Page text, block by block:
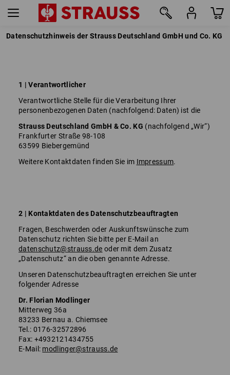
Datenschutzhinweis der Strauss Deutschland GmbH und Co. KG
1 | Verantwortlicher
Verantwortliche Stelle für die Verarbeitung Ihrer
personenbezogenen Daten (nachfolgend: Daten) ist die
Strauss Deutschland GmbH & Co. KG (nachfolgend „Wir“)
Frankfurter Straße 98-108
63599 Biebergemünd
Weitere Kontaktdaten finden Sie im Impressum.
2 | Kontaktdaten des Datenschutzbeauftragten
Fragen, Beschwerden oder Auskunftswünsche zum
Datenschutz richten Sie bitte per E-Mail an
datenschutz@strauss.de oder mit dem Zusatz
„Datenschutz“ an die oben genannte Adresse.
Unseren Datenschutzbeauftragten erreichen Sie unter
folgender Adresse
Dr. Florian Modlinger
Mitterweg 36a
83233 Bernau a. Chiemsee
Tel.: 0176-32572896
Fax: +4932121434755
E-Mail: modlinger@strauss.de